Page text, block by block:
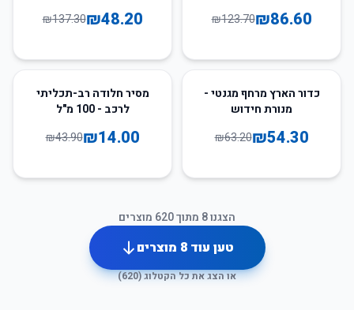
₪86.60
₪123.70
₪48.20
₪137.30
14
כדור הארץ מרחף מגנטי -
מנורת חידוש
₪54.30
₪63.20
68
מסיר חלודה רב-תכליתי
לרכב - 100 מ"ל
₪14.00
₪43.90
הצגנו8 מתוך620 מוצרים
טען עוד8 מוצרים
או הצג את כל הקטלוג (620
)